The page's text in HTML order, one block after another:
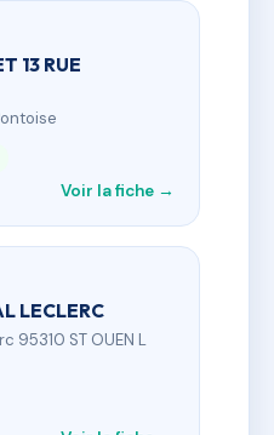
13 RUE
Voir la fiche →
LECLERC
95310 ST OUEN L